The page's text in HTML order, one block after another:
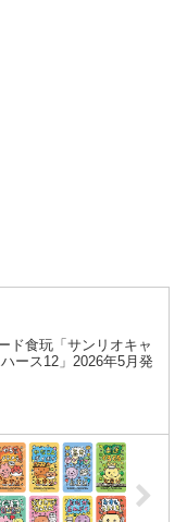
ド食玩「サンリオキャ
ース12」2026年5月発